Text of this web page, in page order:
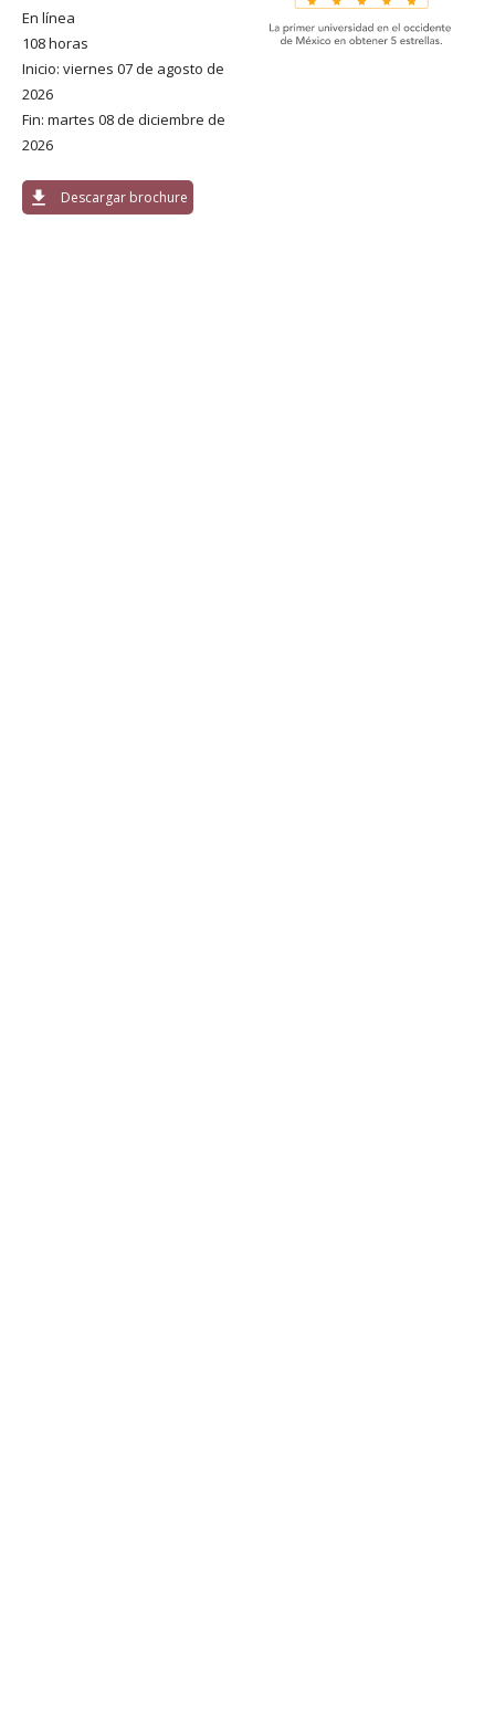
En línea
108 horas
Inicio: viernes 07 de agosto de
2026
Fin: martes 08 de diciembre de
2026
download Descargar brochure